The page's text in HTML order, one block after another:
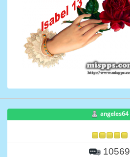
angeles64
10569